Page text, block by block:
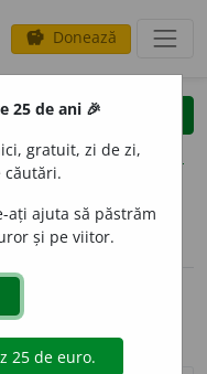
savings Donează
clear
opțiuni
25 de ani 🎉
gratuit, zi de zi,
căutări.
ați ajuta să păstrăm
și pe viitor.